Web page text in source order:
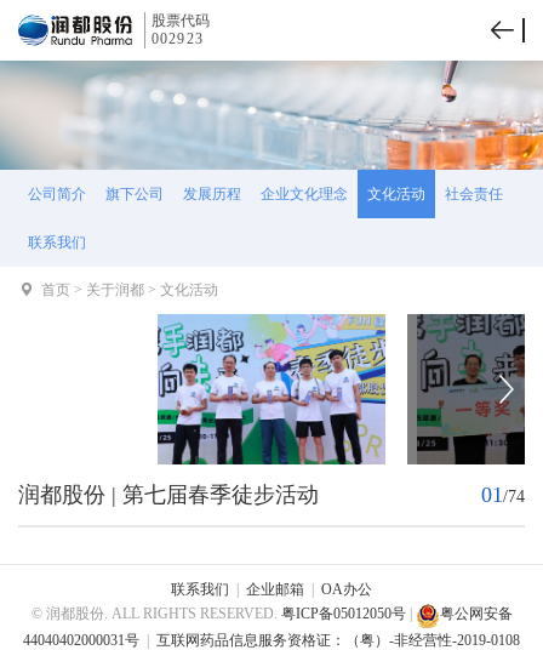
股票代码
002923
公司简介 旗下公司 发展历程 企业文化理念 文化活动 社会责任
联系我们
首页 > 关于润都 > 文化活动
润都股份 | 第七届春季徒步活动 01/74
联系我们 企业邮箱
OA办公
© 润都股份. ALL RIGHTS RESERVED. 粤ICP备05012050号|
粤公网安备
44040402000031号 | 互联网药品信息服务资格证：（粤）-非经营性-2019-0108